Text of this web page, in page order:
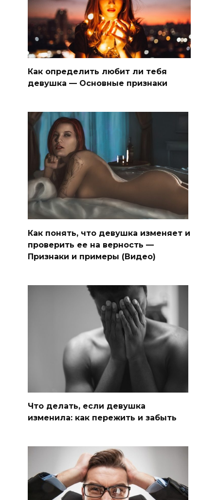
Как определить любит ли тебя
девушка — Основные признаки
Как понять, что девушка изменяет и
проверить ее на верность —
Признаки и примеры (Видео)
Что делать, если девушка
изменила: как пережить и забыть